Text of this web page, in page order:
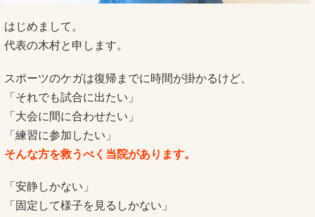
はじめまして。
代表の木村と申します。
スポーツのケガは復帰までに時間が掛かるけど、
「それでも試合に出たい」
「大会に間に合わせたい」
「練習に参加したい」
そんな方を救うべく当院があります。
「安静しかない」
「固定して様子を見るしかない」